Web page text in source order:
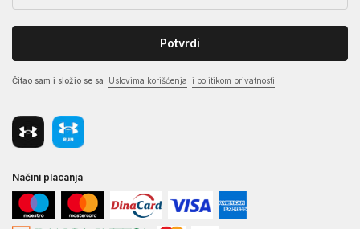
Potvrdi
Čitao sam i složio se sa Uslovima korišćenja i politikom privatnosti
Načini placanja